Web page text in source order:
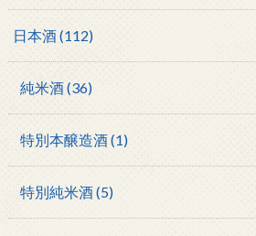
日本酒(112)
純米酒(36)
特別本醸造酒(1)
特別純米酒(5)